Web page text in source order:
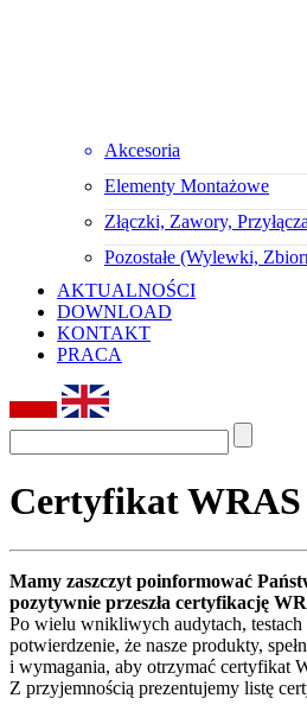
Akcesoria
Elementy Montażowe
Złączki, Zawory, Przyłącza
Pozostałe (Wylewki,
AKTUALNOŚCI
DOWNLOAD
KONTAKT
PRACA
Certyfikat WRAS
Mamy zaszczyt poinformować
pozytywnie przeszła certyfikację
Po wielu wnikliwych audytach,
potwierdzenie, że nasze produkty,
i wymagania, aby otrzymać certyfikat
Z przyjemnością prezentujemy listę